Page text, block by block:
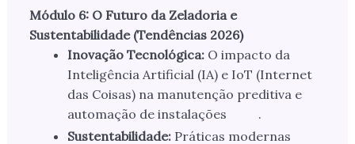
Módulo 6: O Futuro da Zeladoria e
Sustentabilidade (Tendências 2026)
Inovação Tecnológica:O impacto da
Inteligência Artificial (IA) e IoT (Internet
das Coisas) na manutenção preditiva e
automação de instalações
.
Sustentabilidade:Práticas modernas